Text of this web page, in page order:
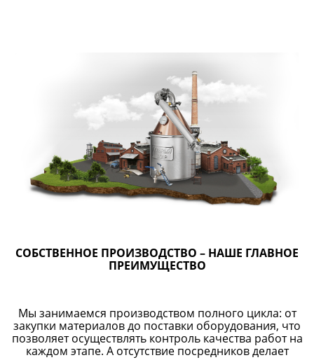
СОБСТВЕННОЕ ПРОИЗВОДСТВО – НАШЕ ГЛАВНОЕ
ПРЕИМУЩЕСТВО
Мы занимаемся производством полного цикла: от
закупки материалов до поставки оборудования, что
позволяет осуществлять контроль качества работ на
каждом этапе. А отсутствие посредников делает